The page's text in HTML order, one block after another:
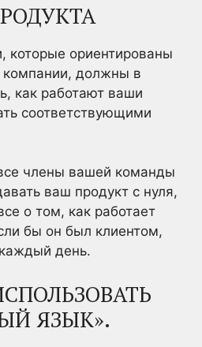
которые ориентированы
компании, должны в
как работают ваши
соответствующими
члены вашей команды
ваш продукт с нуля,
о том, как работает
бы он был клиентом,
день.
ЯЗЫК».